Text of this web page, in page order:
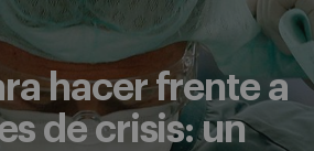
hacer frente a
de crisis: un